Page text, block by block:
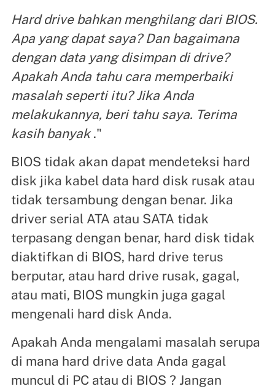
Hard drive bahkan menghilang dari BIOS.
Apa yang dapat saya? Dan bagaimana
dengan data yang disimpan di drive?
Apakah Anda tahu cara memperbaiki
masalah seperti itu? Jika Anda
melakukannya, beri tahu saya. Terima
kasih banyak."
BIOS tidak akan dapat mendeteksi hard
disk jika kabel data hard disk rusak atau
tidak tersambung dengan benar. Jika
driver serial ATA atau SATA tidak
terpasang dengan benar, hard disk tidak
diaktifkan di BIOS, hard drive terus
berputar, atau hard drive rusak, gagal,
atau mati, BIOS mungkin juga gagal
mengenali hard disk Anda.
Apakah Anda mengalami masalah serupa
di mana hard drive data Anda gagal
muncul di PC atau di BIOS ? Jangan